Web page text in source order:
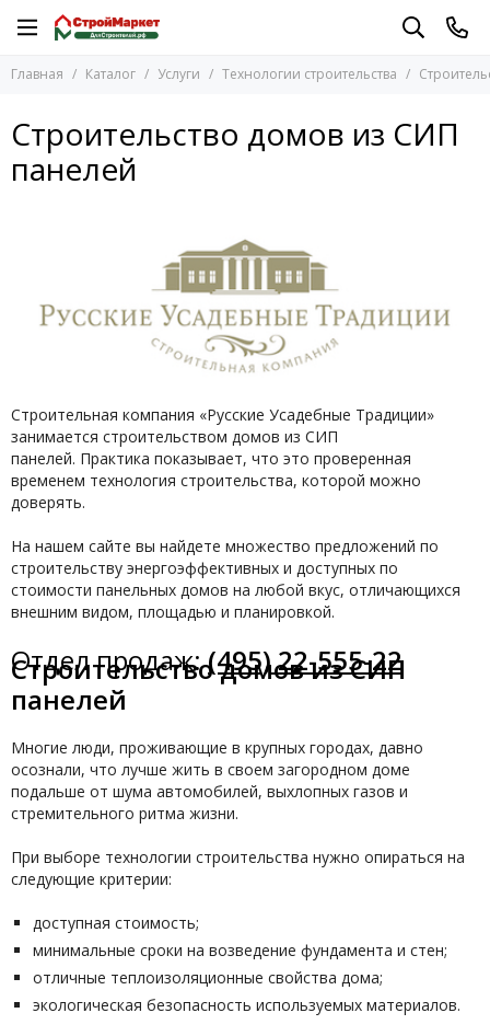
Услуги
Строительство домов
Технологии строительства
Технологии строительства
Строительство каркасных домов
Строительство домов из СИП панелей
Главная Каталог Услуги Технологии строительства
Строительство домов из СИП
панелей
Строительная компания «Русские Усадебные Традиции»
занимается строительством домов из СИП
панелей. Практика показывает, что это проверенная
временем технология строительства, которой можно
доверять.
На нашем сайте вы найдете множество предложений по
строительству энергоэффективных и доступных по
стоимости панельных домов на любой вкус, отличающихся
внешним видом, площадью и планировкой.
Отдел продаж:(495) 22-555-22
Строительство домов из СИП
панелей
Многие люди, проживающие в крупных городах, давно
осознали, что лучше жить в своем загородном доме
подальше от шума автомобилей, выхлопных газов и
стремительного ритма жизни.
При выборе технологии строительства нужно опираться на
следующие критерии:
доступная стоимость;
минимальные сроки на возведение фундамента и стен;
отличные теплоизоляционные свойства дома;
экологическая безопасность используемых материалов.